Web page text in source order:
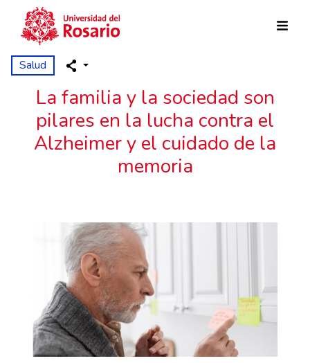
Pasar al contenido principal
Salud
La familia y la sociedad son
pilares en la lucha contra el
Alzheimer y el cuidado de la
memoria